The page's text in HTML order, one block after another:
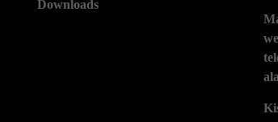
Downloads